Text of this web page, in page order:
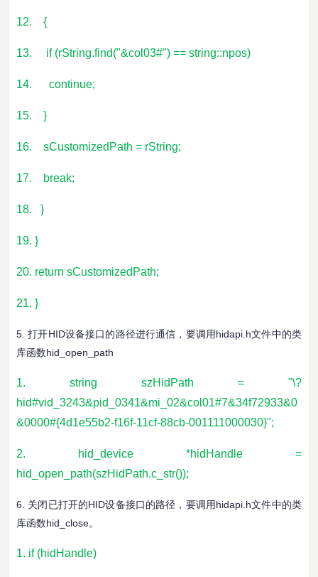
12. {
13. if (rString.find("&col03#") == string::npos)
14. continue;
15. }
16. sCustomizedPath = rString;
17. break;
18. }
19. }
20. return sCustomizedPath;
21. }
5. 打开HID设备接口的路径进行通信，要调用hidapi.h文件中的类
库函数hid_open_path
1. string szHidPath = "\?
hid#vid_3243&pid_0341&mi_02&col01#7&34f72933&0
&0000#{4d1e55b2-f16f-11cf-88cb-001111000030}";
2. hid_device *hidHandle =
hid_open_path(szHidPath.c_str());
6. 关闭已打开的HID设备接口的路径，要调用hidapi.h文件中的类
库函数hid_close。
1. if (hidHandle)